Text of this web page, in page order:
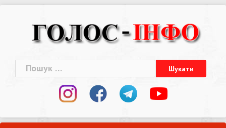
Пошук: